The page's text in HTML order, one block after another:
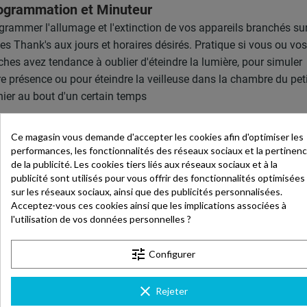
et Minuteur
l'allumage et l'extinction de vos appareils branchés
Thank's aux jours et horaires désirés. Pratique si vous ou vos
avez tendance à oublier d'éteindre la lumière, pour simuler
présence ou pour éteindre la veilleuse dans la chambre du
au bout d'un certain temps
Ce magasin vous demande d'accepter les cookies afin d'optimiser les
performances, les fonctionnalités des réseaux sociaux et la
de la publicité. Les cookies tiers liés aux réseaux sociaux et à la
publicité sont utilisés pour vous offrir des fonctionnalités optimisées
sur les réseaux sociaux, ainsi que des publicités personnalisées.
Acceptez-vous ces cookies ainsi que les implications associées à
l'utilisation de vos données personnelles ?
tune Configurer
clear Rejeter